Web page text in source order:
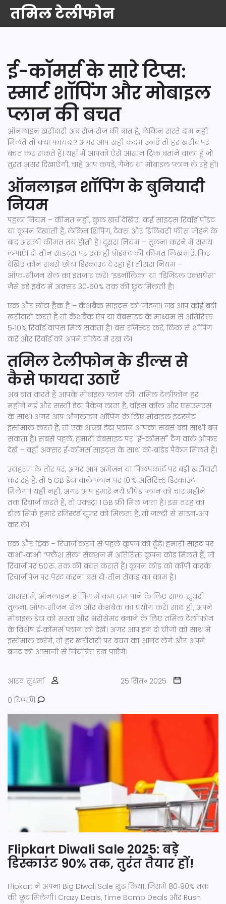
तमिल टेलीफोन
ई-कॉमर्स के सारे टिप्स:
स्मार्ट शॉपिंग और मोबाइल
प्लान की बचत
ऑनलाइन खरीदारी अब रोज‑रोज की बात है, लेकिन सस्ते दाम नहीं
मिलते तो क्या फायदा? अगर आप सही कदम उठाएँ तो हर खरीद पर
बचत कर सकते हैं। यहाँ मैं आपको ऐसे आसान ट्रिक बताने वाला हूँ जो
तुरंत असर दिखाएँगी, चाहे आप कपड़े, गैजेट या मोबाइल प्लान ले रहे हों।
ऑनलाइन शॉपिंग के बुनियादी
नियम
पहला नियम – कीमत नहीं, कुल खर्च देखिए। कई साइट्स रिवॉर्ड पॉइंट
या कूपन दिखाती हैं, लेकिन शिपिंग, टैक्स और डिलिवरी फीस जोड़ने के
बाद असली कीमत तय होती है। दूसरा नियम – तुलना करने में समय
लगाएँ। दो‑तीन साइट्स पर एक ही प्रोडक्ट की कीमत लिखवाएँ, फिर
देखिए कौन सबसे छोटा डिस्काउंट दे रहा है। तीसरा नियम –
ऑफ‑सीजन सेल का इंतजार करें। “इडनॉलिक” या “डिजिटल एक्सपेस”
जैसे बड़े इवेंट में अक्सर 30‑50% तक की छूट मिलती है।
एक और छोटा हैक है – कॅशबैक साइट्स को जोड़ना। जब आप कोई बड़ी
खरीदारी करते हैं तो कॅशबैक ऐप या वेबसाइट के माध्यम से अतिरिक्त
5‑10% रिवॉर्ड वापस मिल सकता है। बस रजिस्टर करें, लिंक से शॉपिंग
करें और रिवॉर्ड को अपने वॉलेट में रख लें।
तमिल टेलीफोन के डील्स से
कैसे फायदा उठाएँ
अब बात करते हैं आपके मोबाइल प्लान की। तमिल टेलीफोन हर
महीने नई और सस्ती डेटा पैकेज लाता है, वॉइस कॉल और एसएमएस
के साथ। अगर आप ऑनलाइन शॉपिंग के लिए मोबाइल इंटरनेट
इस्तेमाल करते हैं, तो एक अच्छा डेटा प्लान आपका सबसे बड़ा साथी बन
सकता है। सबसे पहले, हमारी वेबसाइट पर "ई-कॉमर्स" टैग वाले ऑफर
देखें – वहाँ अक्सर ई‑कॉमर्स साइट्स के साथ को‑ब्रांडेड पैकेज मिलते हैं।
उदाहरण के तौर पर, अगर आप अमेज़न या फ़्लिपकार्ट पर बड़ी खरीदारी
कर रहे हैं, तो 5 GB डेटा वाले प्लान पर 10 % अतिरिक्त डिस्काउंट
मिलेगा। यही नहीं, अगर आप हमारे नये प्रीपेड प्लान को चार महीने
तक रिचार्ज करते हैं, तो एक्स्ट्रा 1 GB फ्री मिल जाता है। इस तरह का
डील सिर्फ हमारे रजिस्टर्ड यूज़र को मिलता है, तो जल्दी से साइन‑अप
कर लें।
एक और ट्रिक – रिचार्ज करने से पहले कूपन को ढूँढें। हमारी साइट पर
कभी‑कभी “फ्लैश सेल” सेक्शन में अतिरिक्त कूपन कोड मिलते हैं, जो
रिचार्ज पर 50 रु. तक की बचत कराते हैं। कूपन कोड को कॉपी करके
रिचार्ज पेज पर पेस्ट करना बस दो‑तीन सेकंड का काम है।
सारांश में, ऑनलाइन शॉपिंग में कम दाम पाने के लिए साफ‑सुथरी
तुलना, ऑफ‑सीजन सेल और कॅशबैक का प्रयोग करें। साथ ही, अपने
मोबाइल डेटा को सस्ता और भरोसेमंद बनाने के लिए तमिल टेलीफोन
के विशेष ई‑कॉमर्स प्लान को देखें। अगर आप इन दो चीज़ों को साथ में
इस्तेमाल करेंगे, तो हर खरीदारी पर बचत का आनंद लेंगे और अपने
बजट को आसानी से नियंत्रित रख पाएँगे।
आरव सुधर्मा
25 सित॰ 2025
0 टिप्पणि
Flipkart Diwali Sale 2025: बड़े
डिस्काउंट 90% तक, तुरंत तैयार हों!
Flipkart ने अपना Big Diwali Sale शुरू किया, जिसमें 80‑90% तक
की छूट मिलेगी। Crazy Deals, Time Bomb Deals और Rush